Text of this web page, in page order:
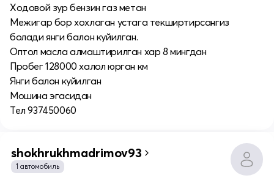
Ходовой зур бензин газ метан
Межигар бор хохлаган устага текширтирсангиз
болади янги балон куйилган.
Оптол масла алмаштирилган хар 8 мингдан
Пробег 128000 халол юрган км
Янги балон куйилган
Мошина эгасидан
Тел 937450060
shokhrukhmadrimov93
1 автомобиль